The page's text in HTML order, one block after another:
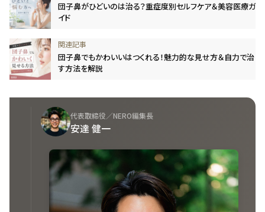
団子鼻がひどいのは治る？重症度別セルフケア＆美容医療ガ
イド
団子鼻でもかわいいはつくれる！魅力的な見せ方＆自力で治
す方法を解説
代表取締役／NERO編集長
安達 健一